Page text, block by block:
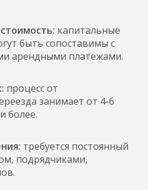
капитальные
быть сопоставимы с
арендными платежами.
процесс от
занимает от 4-6
более.
требуется постоянный
подрядчиками,